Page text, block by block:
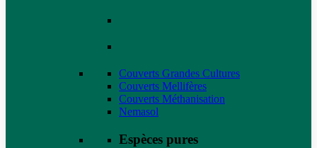
Couverts Grandes Cultures
Couverts Mellifères
Couverts Méthanisation
Nemasol
Espèces pures